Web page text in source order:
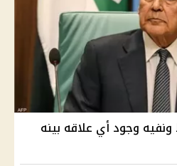
وجود أي علاقه بينه